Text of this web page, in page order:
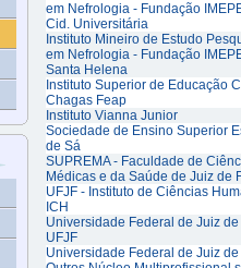
em Nefrologia - Fundação
Cid. Universitária
Instituto Mineiro de Estudo
em Nefrologia - Fundação
Santa Helena
Instituto Superior de Educação
Chagas Feap
Instituto Vianna Junior
Sociedade de Ensino Superior
de Sá
SUPREMA - Faculdade de
Médicas e da Saúde de Juiz de
UFJF - Instituto de Ciências
ICH
Universidade Federal de Juiz de
UFJF
Universidade Federal de Juiz de